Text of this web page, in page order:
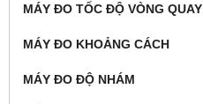
MÁY ĐO TỐC ĐỘ VÒNG QUAY
MÁY ĐO KHOẢNG CÁCH
MÁY ĐO ĐỘ NHÁM